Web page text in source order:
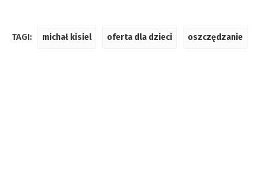
TAGI: michał kisiel oferta dla dzieci oszczędzanie